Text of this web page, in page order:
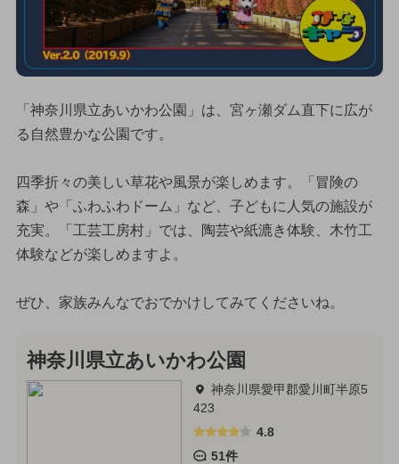
「神奈川県立あいかわ公園」は、宮ヶ瀬ダム直下に広が
る自然豊かな公園です。
四季折々の美しい草花や風景が楽しめます。「冒険の
森」や「ふわふわドーム」など、子どもに人気の施設が
充実。「工芸工房村」では、陶芸や紙漉き体験、木竹工
体験などが楽しめますよ。
ぜひ、家族みんなでおでかけしてみてくださいね。
神奈川県立あいかわ公園
神奈川県愛甲郡愛川町半原5
423
4.8
51件